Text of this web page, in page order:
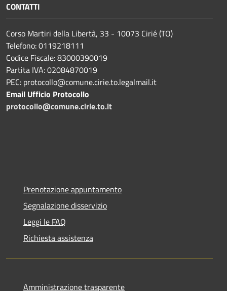
CONTATTI
Corso Martiri della Libertà, 33 - 10073 Cirié (TO)
Telefono: 0119218111
Codice Fiscale: 83000390019
Partita IVA: 02084870019
PEC: protocollo@comune.cirie.to.legalmail.it
Email Ufficio Protocollo
protocollo@comune.cirie.to.it
Prenotazione appuntamento
Segnalazione disservizio
Leggi le FAQ
Richiesta assistenza
Amministrazione trasparente